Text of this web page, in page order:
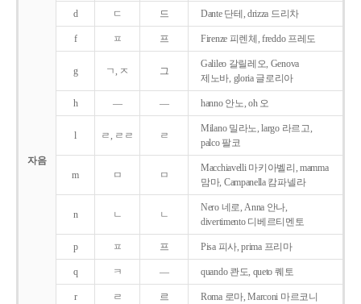
자음
d ㄷ 드 Dante 단테, drizza 드리차
f ㅍ 프 Firenze 피렌체, freddo 프레도
g ㄱ, ㅈ 그
Galileo 갈릴레오, Genova
제노바, gloria 글로리아
h ― ― hanno 안노, oh 오
l ㄹ, ㄹㄹ ㄹ
Milano 밀라노, largo 라르고,
palco 팔코
m ㅁ ㅁ
Macchiavelli 마키아벨리, mamma
맘마, Campanella 캄파넬라
n ㄴ ㄴ
Nero 네로, Anna 안나,
divertimento 디베르티멘토
p ㅍ 프 Pisa 피사, prima 프리마
q ㅋ ― quando 콴도, queto 퀘토
r ㄹ 르 Roma 로마, Marconi 마르코니